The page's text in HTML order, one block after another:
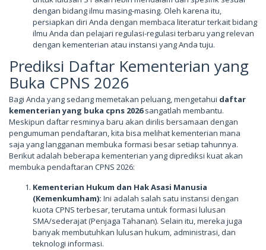
dengan bidang ilmu masing-masing. Oleh karena itu,
persiapkan diri Anda dengan membaca literatur terkait bidang
ilmu Anda dan pelajari regulasi-regulasi terbaru yang relevan
dengan kementerian atau instansi yang Anda tuju.
Prediksi Daftar Kementerian yang
Buka CPNS 2026
Bagi Anda yang sedang memetakan peluang, mengetahui daftar
kementerian yang buka cpns 2026sangatlah membantu.
Meskipun daftar resminya baru akan dirilis bersamaan dengan
pengumuman pendaftaran, kita bisa melihat kementerian mana
saja yang langganan membuka formasi besar setiap tahunnya.
Berikut adalah beberapa kementerian yang diprediksi kuat akan
membuka pendaftaran CPNS 2026:
Kementerian Hukum dan Hak Asasi Manusia
(Kemenkumham): Ini adalah salah satu instansi dengan
kuota CPNS terbesar, terutama untuk formasi lulusan
SMA/sederajat (Penjaga Tahanan). Selain itu, mereka juga
banyak membutuhkan lulusan hukum, administrasi, dan
teknologi informasi.